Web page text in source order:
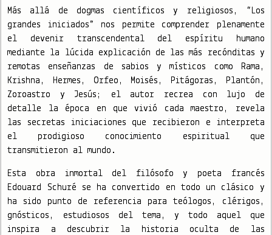
Más allá de dogmas científicos y religiosos, “Los
grandes iniciados” nos permite comprender plenamente
el devenir transcendental del espíritu humano
mediante la lúcida explicación de las más recónditas y
remotas enseñanzas de sabios y místicos como Rama,
Krishna, Hermes, Orfeo, Moisés, Pitágoras, Plantón,
Zoroastro y Jesús; el autor recrea con lujo de
detalle la época en que vivió cada maestro, revela
las secretas iniciaciones que recibieron e interpreta
el prodigioso conocimiento espiritual que
transmitieron al mundo.
Esta obra inmortal del filósofo y poeta francés
Edouard Schuré se ha convertido en todo un clásico y
ha sido punto de referencia para teólogos, clérigos,
gnósticos, estudiosos del tema, y todo aquel que
inspira a descubrir la historia oculta de las